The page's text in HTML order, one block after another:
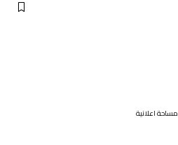
مساحة اعلانية